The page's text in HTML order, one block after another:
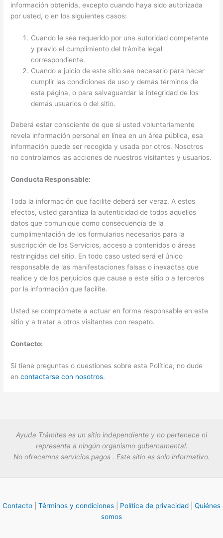
información obtenida, excepto cuando haya sido autorizada
por usted, o en los siguientes casos:
Cuando le sea requerido por una autoridad competente
y previo el cumplimiento del trámite legal
correspondiente.
Cuando a juicio de este sitio sea necesario para hacer
cumplir las condiciones de uso y demás términos de
esta página, o para salvaguardar la integridad de los
demás usuarios o del sitio.
Deberá estar consciente de que si usted voluntariamente
revela información personal en línea en un área pública, esa
información puede ser recogida y usada por otros. Nosotros
no controlamos las acciones de nuestros visitantes y usuarios.
Conducta Responsable:
Toda la información que facilite deberá ser veraz. A estos
efectos, usted garantiza la autenticidad de todos aquellos
datos que comunique como consecuencia de la
cumplimentación de los formularios necesarios para la
suscripción de los Servicios, acceso a contenidos o áreas
restringidas del sitio. En todo caso usted será el único
responsable de las manifestaciones falsas o inexactas que
realice y de los perjuicios que cause a este sitio o a terceros
por la información que facilite.
Usted se compromete a actuar en forma responsable en este
sitio y a tratar a otros visitantes con respeto.
Contacto:
Si tiene preguntas o cuestiones sobre esta Política, no dude
encontactarse con nosotros.
Ayuda Trámites es un sitio independiente y no pertenece ni
representa a ningún organismo gubernamental.
No ofrecemos servicios pagos . Este sitio es solo informativo.
Contacto Términos y condiciones Política de privacidad
Quiénes
somos